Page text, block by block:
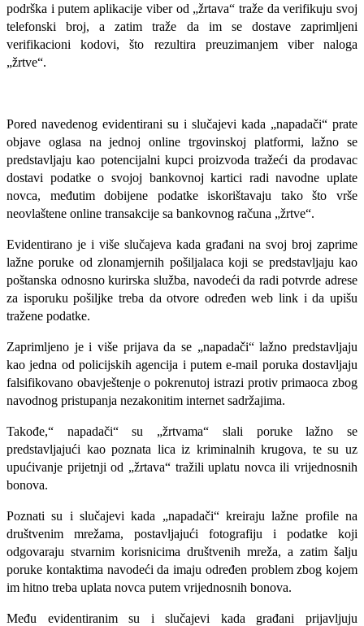
podrška i putem aplikacije viber od „žrtava“ traže da verifikuju svoj
telefonski broj, a zatim traže da im se dostave zaprimljeni
verifikacioni kodovi, što rezultira preuzimanjem viber naloga
„žrtve“.
Pored navedenog evidentirani su i slučajevi kada „napadači“ prate
objave oglasa na jednoj online trgovinskoj platformi, lažno se
predstavljaju kao potencijalni kupci proizvoda tražeći da prodavac
dostavi podatke o svojoj bankovnoj kartici radi navodne uplate
novca, međutim dobijene podatke iskorištavaju tako što vrše
neovlaštene online transakcije sa bankovnog računa „žrtve“.
Evidentirano je i više slučajeva kada građani na svoj broj zaprime
lažne poruke od zlonamjernih pošiljalaca koji se predstavljaju kao
poštanska odnosno kurirska služba, navodeći da radi potvrde adrese
za isporuku pošiljke treba da otvore određen web link i da upišu
tražene podatke.
Zaprimljeno je i više prijava da se „napadači“ lažno predstavljaju
kao jedna od policijskih agencija i putem e-mail poruka dostavljaju
falsifikovano obavještenje o pokrenutoj istrazi protiv primaoca zbog
navodnog pristupanja nezakonitim internet sadržajima.
Takođe,“ napadači“ su „žrtvama“ slali poruke lažno se
predstavljajući kao poznata lica iz kriminalnih krugova, te su uz
upućivanje prijetnji od „žrtava“ tražili uplatu novca ili vrijednosnih
bonova.
Poznati su i slučajevi kada „napadači“ kreiraju lažne profile na
društvenim mrežama, postavljajući fotografiju i podatke koji
odgovaraju stvarnim korisnicima društvenih mreža, a zatim šalju
poruke kontaktima navodeći da imaju određen problem zbog kojem
im hitno treba uplata novca putem vrijednosnih bonova.
Među evidentiranim su i slučajevi kada građani prijavljuju